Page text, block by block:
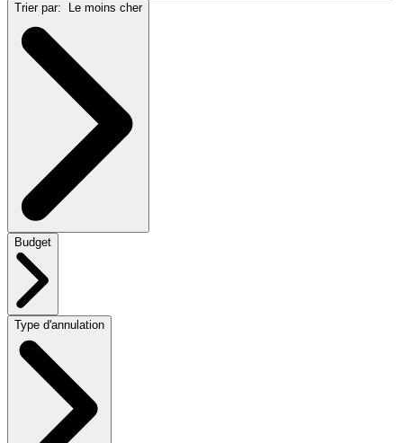
Trier par:
Le moins cher
Budget
Type d'annulation